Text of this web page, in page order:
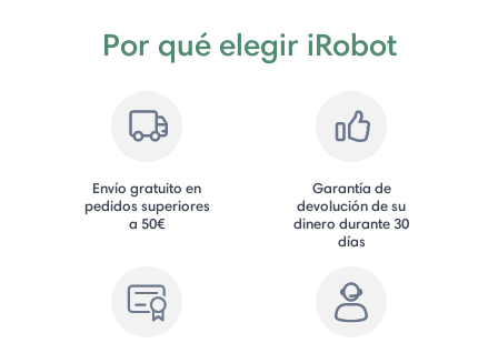
Por qué elegir iRobot
Envío gratuito en
pedidos superiores
a 50€
Garantía de
devolución de su
dinero durante 30
días